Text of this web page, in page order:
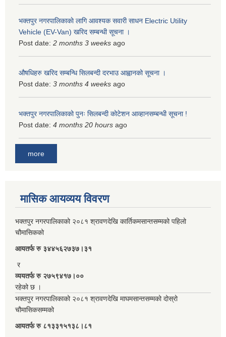
भक्तपुर नगरपालिकाकाे लागि आवश्यक सवारी साधन Electric Utility
Vehicle (EV-Van) खरिद सम्बन्धी सूचना ।
Post date: 2 months 3 weeks ago
औषधिहरु खरिद सम्बन्धि सिलबन्दी दरभाउ आह्वानको सूचना ।
Post date: 3 months 4 weeks ago
भक्तपुर नगरपालिकाको पुनः सिलबन्दी कोटेशन आव्हानसम्बन्धी सूचना !
Post date: 4 months 20 hours ago
more
मासिक आयव्यय विवरण
भक्तपुर नगरपालिकाको २०८१ श्रावणदेखि कार्तिकमसान्तसम्मको पहिलो
चौमासिकको
आयतर्फ रु‌ ३४४५६२७३७।३१
र
व्ययतर्फ रु २७५९४१७।००
रहेको छ ।
भक्तपुर नगरपालिकाको २०८१ श्रावणदेखि माघमसान्तसम्मको दोस्रो
चौमासिकसम्मको
आयतर्फ रु‌ ८१३३१५१३८।८१